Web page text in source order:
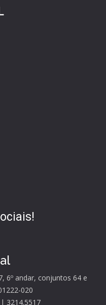
6º andar, conjuntos 64 e
020
3214.5517